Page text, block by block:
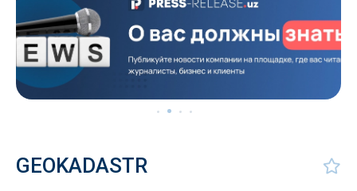
GEOKADASTR